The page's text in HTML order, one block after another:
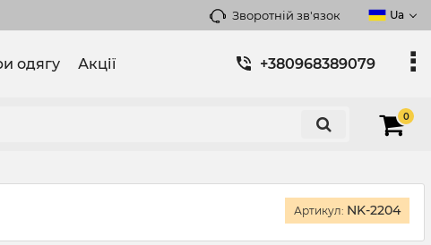
Зворотній зв'язок Ua
одягу Акції +380968389079
0
Артикул: NK-2204